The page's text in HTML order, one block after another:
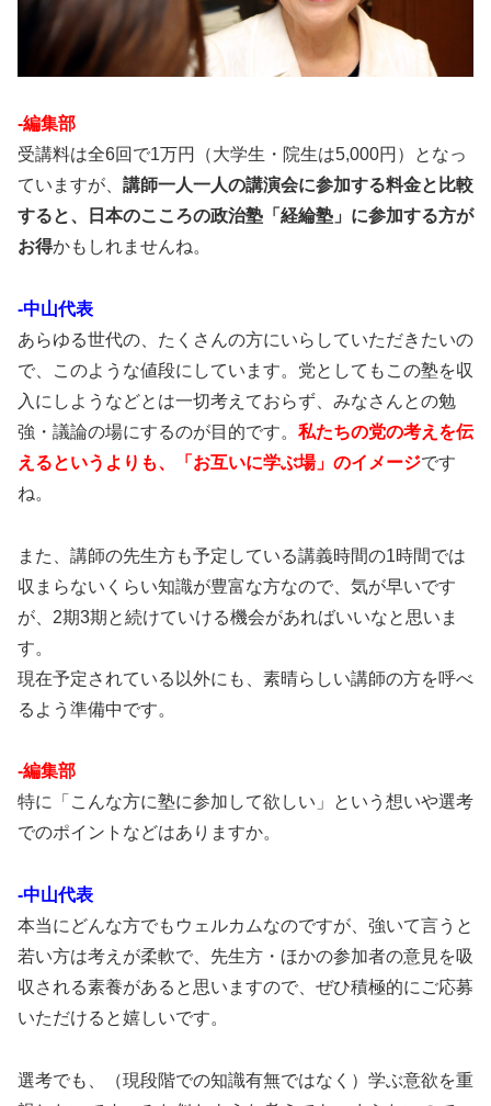
-編集部
受講料は全6回で1万円（大学生・院生は5,000円）となっ
ていますが、 講師一人一人の講演会に参加する料金と比較
すると、日本のこころの政治塾「経綸塾」に参加する方が
お得かもしれませんね。
-中山代表
あらゆる世代の、たくさんの方にいらしていただきたいの
で、このような値段にしています。党としてもこの塾を収
入にしようなどとは一切考えておらず、みなさんとの勉
強・議論の場にするのが目的です。 私たちの党の考えを伝
えるというよりも、「お互いに学ぶ場」のイメージです
ね。
また、講師の先生方も予定している講義時間の1時間では
収まらないくらい知識が豊富な方なので、気が早いです
が、2期3期と続けていける機会があればいいなと思いま
す。
現在予定されている以外にも、素晴らしい講師の方を呼べ
るよう準備中です。
-編集部
特に「こんな方に塾に参加して欲しい」という想いや選考
でのポイントなどはありますか。
-中山代表
本当にどんな方でもウェルカムなのですが、強いて言うと
若い方は考えが柔軟で、先生方・ほかの参加者の意見を吸
収される素養があると思いますので、ぜひ積極的にご応募
いただけると嬉しいです。
選考でも、（現段階での知識有無ではなく）学ぶ意欲を重